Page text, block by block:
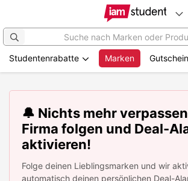
Hauptinhalt
Studentenrabatte Marken
🔔 Nichts mehr
Firma folgen und Deal-
aktivieren!
Folge deinen Lieblingsmarken und wir
automatisch deinen persönlichen Deal-